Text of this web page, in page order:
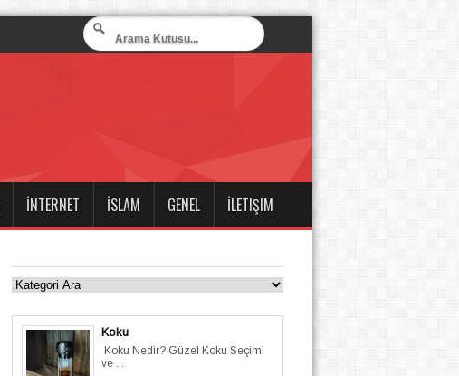
İNTERNET İSLAM GENEL İLETIŞIM
Koku
Koku Nedir? Güzel Koku Seçimi
ve ...